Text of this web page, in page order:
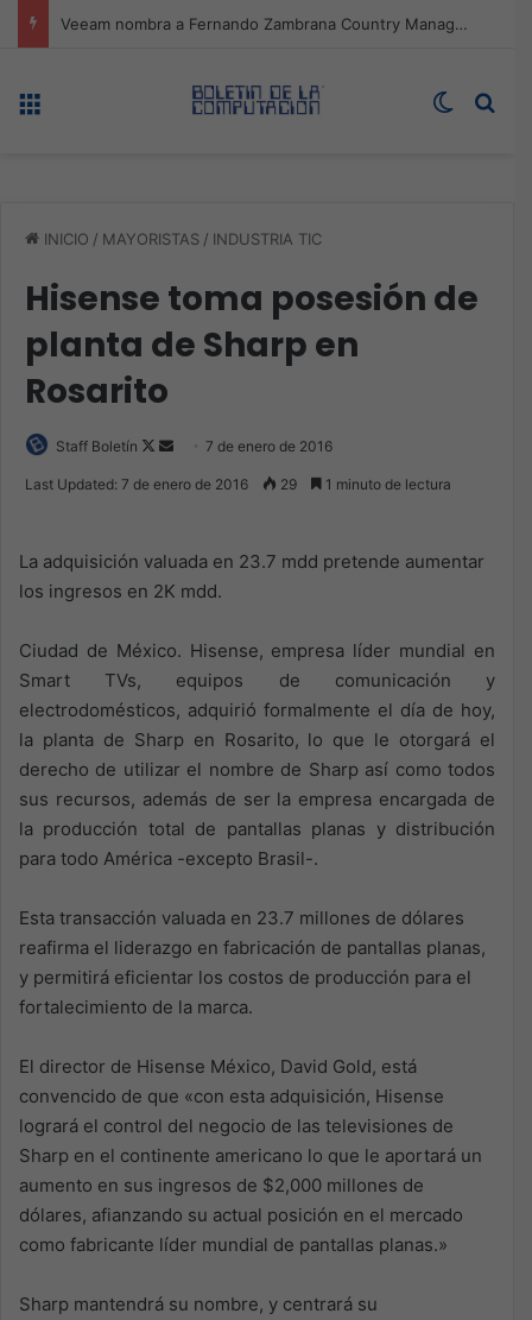
Veeam nombra a Fernando Zambrana Country Manager para México
Switch
INICIO / MAYORISTAS / INDUSTRIA TIC
Hisense toma posesión de
planta de Sharp en
Rosarito
Staff Boletín
Follow
Send7 de enero de 2016
Last Updated: 7 de enero de 2016 29 1 minuto de lectura
La adquisición valuada en 23.7 mdd pretende aumentar
los ingresos en 2K mdd.
Ciudad de México. Hisense, empresa líder mundial en
Smart TVs, equipos de comunicación y
electrodomésticos, adquirió formalmente el día de hoy,
la planta de Sharp en Rosarito, lo que le otorgará el
derecho de utilizar el nombre de Sharp así como todos
sus recursos, además de ser la empresa encargada de
la producción total de pantallas planas y distribución
para todo América -excepto Brasil-.
Esta transacción valuada en 23.7 millones de dólares
reafirma el liderazgo en fabricación de pantallas planas,
y permitirá eficientar los costos de producción para el
fortalecimiento de la marca.
El director de Hisense México, David Gold, está
convencido de que «con esta adquisición, Hisense
logrará el control del negocio de las televisiones de
Sharp en el continente americano lo que le aportará un
aumento en sus ingresos de $2,000 millones de
dólares, afianzando su actual posición en el mercado
como fabricante líder mundial de pantallas planas.»
Sharp mantendrá su nombre, y centrará su